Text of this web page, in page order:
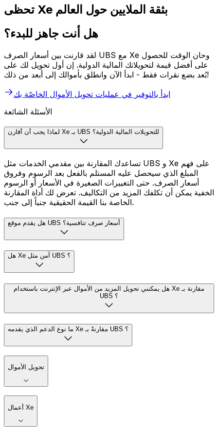
تحظى Xe بثقة الملايين حول العالم
هل أنت جاهز للبدء؟
لقد قارنت بين أسعار الصرف UBS مع Xe وحان الوقت للحصول
على أفضل قيمة لتحويلاتك المالية الدولية. إن أول تحويل لك على
بُعد بضع نقرات فقط - ابدأ الآن وانطلق بأموالك إلى أبعد من ذلك!
ابدأ بالتوفير في عمليات تحويل الأموال الخاصّة بك
الأسئلة الشائعة
لماذا يجب أن أقارن Xe بـ UBS للتحويلات المالية الدولية؟
تساعدك المقارنة بين مقدمي الخدمات مثل UBS و Xe على فهم
المبلغ الذي سيحصل عليه المستلم بالفعل بعد الرسوم وفروق
أسعار الصرف. حتى التغييرات الصغيرة في الأسعار أو الرسوم
الخفية يمكن أن تكلفك المزيد من التكاليف. تعرض لك أداة المقارنة
الخاصة بنا القيمة الحقيقية جنباً إلى جنب.
هل يقدم موقع UBS أسعار صرف تنافسية؟
هل Xe آمن مثل UBS ؟
هل يمكنني تحويل المزيد من الأموال عبر الإنترنت باستخدام Xe مقارنة بـ
UBS ؟
ما نوع الدعم الذي يقدمه Xe مقارنةً بـ UBS ؟
تحويل الأموال
أعمال Xe